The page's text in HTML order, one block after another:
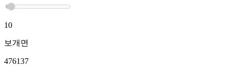
10
보개면
476137